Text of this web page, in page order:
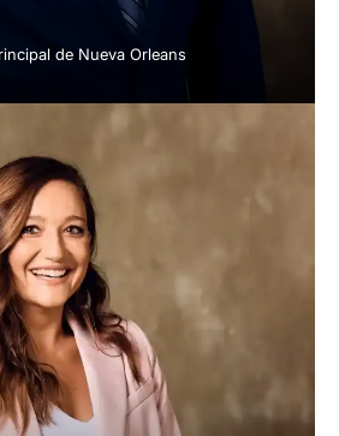
de Nueva Orleans